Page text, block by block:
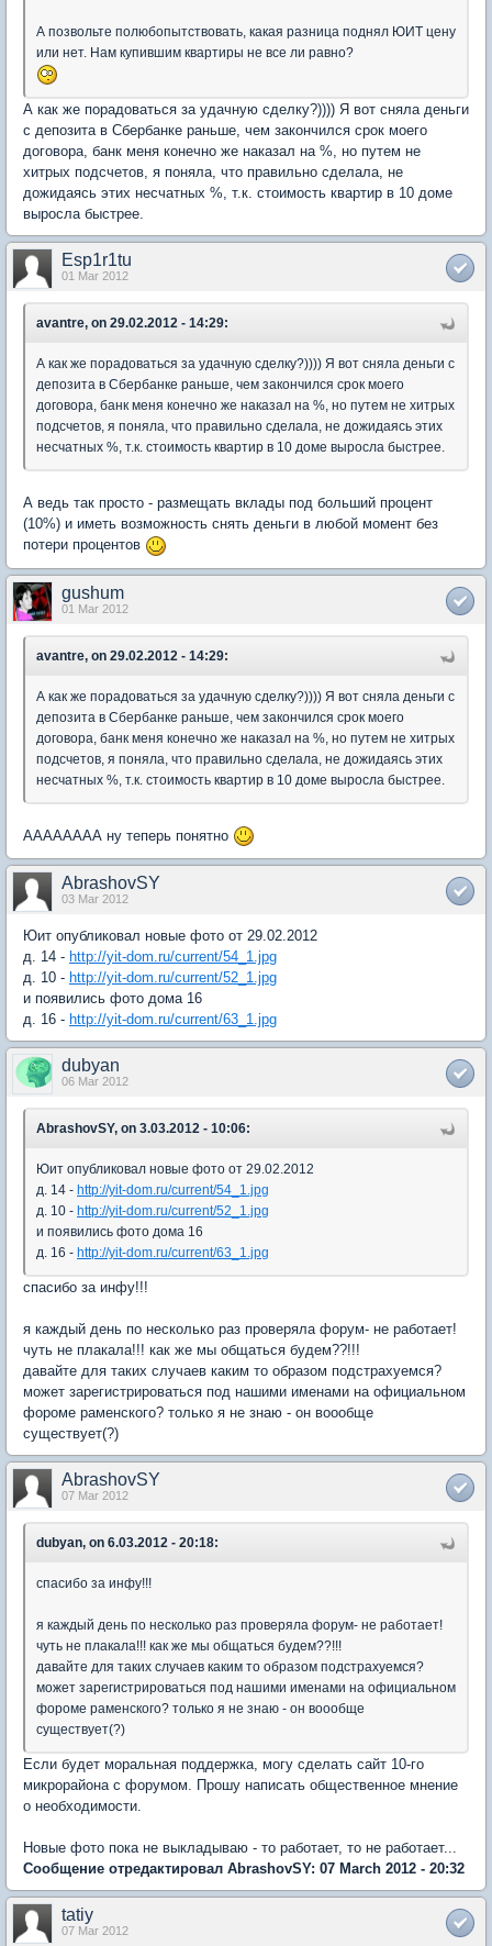
А позвольте полюбопытствовать, какая разница поднял ЮИТ цену
или нет. Нам купившим квартиры не все ли равно?
А как же порадоваться за удачную сделку?)))) Я вот сняла деньги
с депозита в Сбербанке раньше, чем закончился срок моего
договора, банк меня конечно же наказал на %, но путем не
хитрых подсчетов, я поняла, что правильно сделала, не
дожидаясь этих несчатных %, т.к. стоимость квартир в 10 доме
выросла быстрее.
Esp1r1tu
01 Mar 2012
avantre, on 29.02.2012 - 14:29:
А как же порадоваться за удачную сделку?)))) Я вот сняла деньги с
депозита в Сбербанке раньше, чем закончился срок моего
договора, банк меня конечно же наказал на %, но путем не хитрых
подсчетов, я поняла, что правильно сделала, не дожидаясь этих
несчатных %, т.к. стоимость квартир в 10 доме выросла быстрее.
А ведь так просто - размещать вклады под больший процент
(10%) и иметь возможность снять деньги в любой момент без
потери процентов
gushum
01 Mar 2012
avantre, on 29.02.2012 - 14:29:
А как же порадоваться за удачную сделку?)))) Я вот сняла деньги с
депозита в Сбербанке раньше, чем закончился срок моего
договора, банк меня конечно же наказал на %, но путем не хитрых
подсчетов, я поняла, что правильно сделала, не дожидаясь этих
несчатных %, т.к. стоимость квартир в 10 доме выросла быстрее.
АААААААА ну теперь понятно
AbrashovSY
03 Mar 2012
Юит опубликовал новые фото от 29.02.2012
д. 14 - http://yit-dom.ru/current/54_1.jpg
д. 10 - http://yit-dom.ru/current/52_1.jpg
и появились фото дома 16
д. 16 - http://yit-dom.ru/current/63_1.jpg
dubyan
06 Mar 2012
AbrashovSY, on 3.03.2012 - 10:06:
Юит опубликовал новые фото от 29.02.2012
д. 14 - http://yit-dom.ru/current/54_1.jpg
д. 10 - http://yit-dom.ru/current/52_1.jpg
и появились фото дома 16
д. 16 - http://yit-dom.ru/current/63_1.jpg
спасибо за инфу!!!
я каждый день по несколько раз проверяла форум- не работает!
чуть не плакала!!! как же мы общаться будем??!!!
давайте для таких случаев каким то образом подстрахуемся?
может зарегистрироваться под нашими именами на официальном
фороме раменского? только я не знаю - он воообще
существует(?)
AbrashovSY
07 Mar 2012
dubyan, on 6.03.2012 - 20:18:
спасибо за инфу!!!
я каждый день по несколько раз проверяла форум- не работает!
чуть не плакала!!! как же мы общаться будем??!!!
давайте для таких случаев каким то образом подстрахуемся?
может зарегистрироваться под нашими именами на официальном
фороме раменского? только я не знаю - он воообще
существует(?)
Если будет моральная поддержка, могу сделать сайт 10-го
микрорайона с форумом. Прошу написать общественное мнение
о необходимости.
Новые фото пока не выкладываю - то работает, то не работает...
Сообщение отредактировал AbrashovSY: 07 March 2012 - 20:32
tatiy
07 Mar 2012